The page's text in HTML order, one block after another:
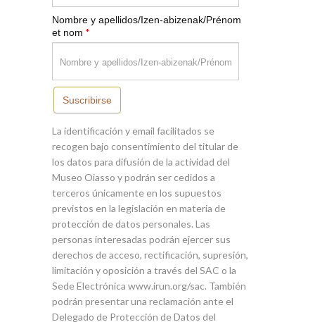
Nombre y apellidos/Izen-abizenak/Prénom
et nom *
Suscribirse
La identificación y email facilitados se
recogen bajo consentimiento del titular de
los datos para difusión de la actividad del
Museo Oiasso y podrán ser cedidos a
terceros únicamente en los supuestos
previstos en la legislación en materia de
protección de datos personales. Las
personas interesadas podrán ejercer sus
derechos de acceso, rectificación, supresión,
limitación y oposición a través del SAC o la
Sede Electrónica www.irun.org/sac. También
podrán presentar una reclamación ante el
Delegado de Protección de Datos del